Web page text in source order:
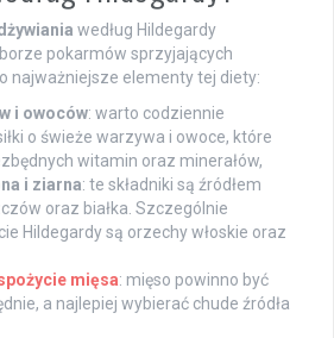
według Hildegardy
pokarmów sprzyjających
najważniejsze elementy tej diety:
i owoców: warto codziennie
o świeże warzywa i owoce, które
witamin oraz minerałów,
i ziarna: te składniki są źródłem
oraz białka. Szczególnie
Hildegardy są orzechy włoskie oraz
mięsa: mięso powinno być
a najlepiej wybierać chude źródła